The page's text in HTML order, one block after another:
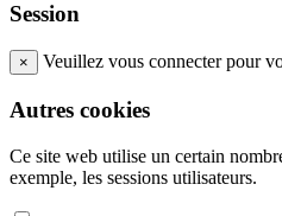
Session
× Veuillez vous connecter pour
Autres cookies
Ce site web utilise un certain
exemple, les sessions utilisateurs.